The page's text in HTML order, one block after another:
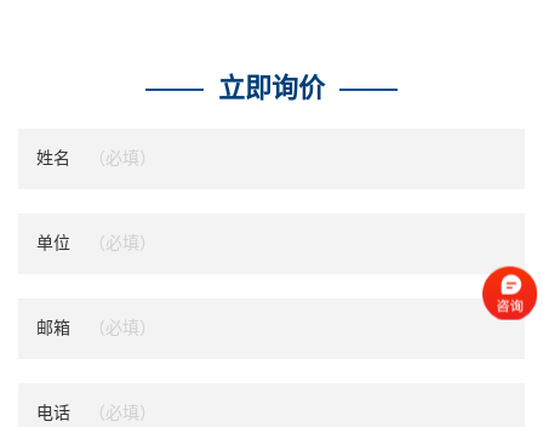
立即询价
姓名
单位
邮箱
电话